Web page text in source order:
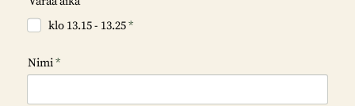
klo 13.15 - 13.25*
Nimi*